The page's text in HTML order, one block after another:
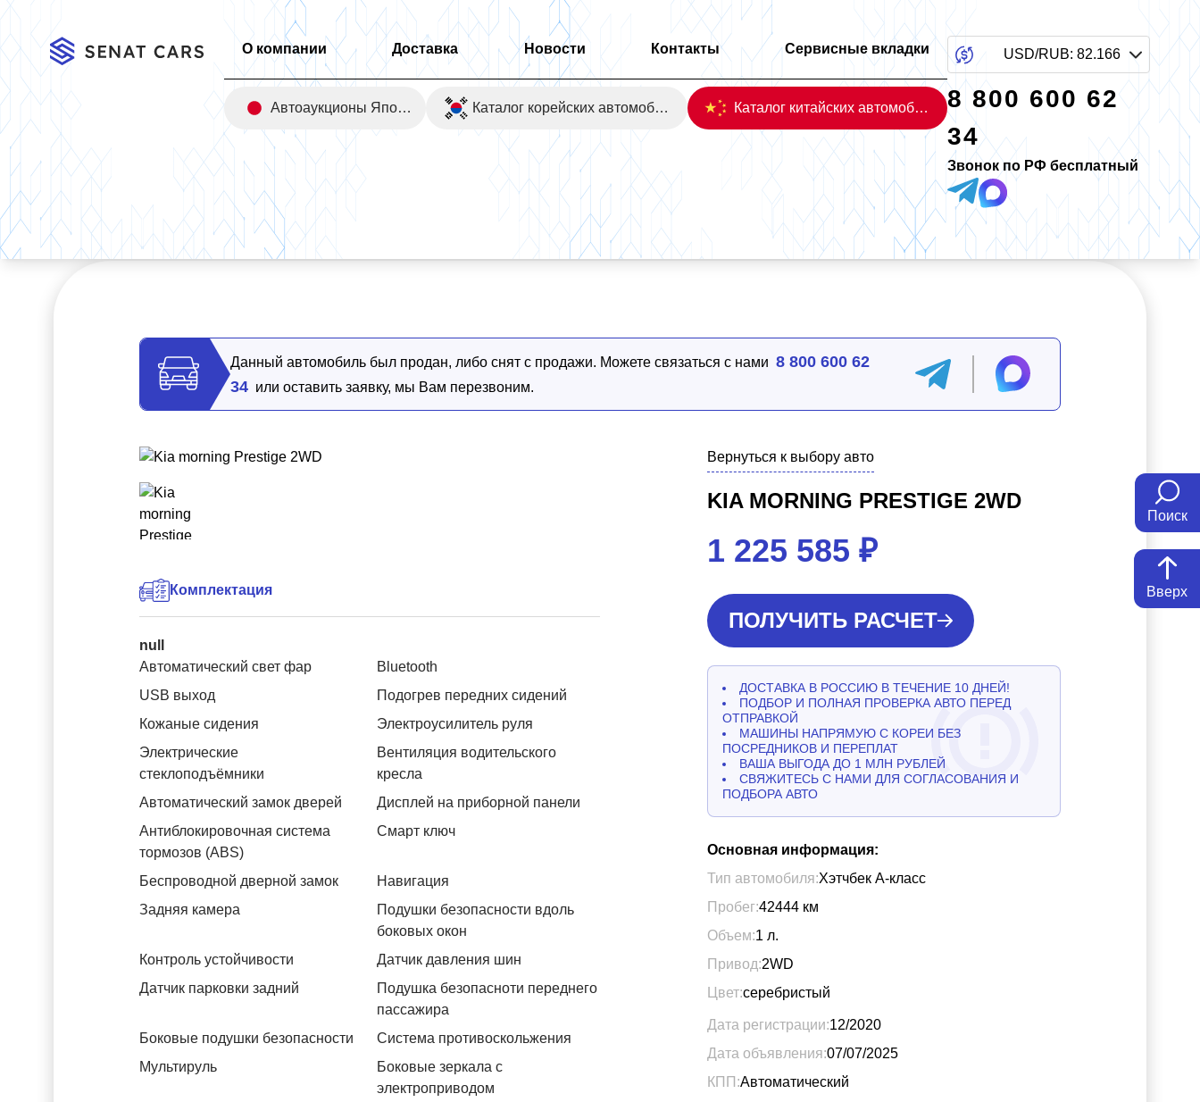
Поиск
Вверх
О компании Доставка Новости Контакты Сервисные вкладки
Автоаукционы Японии Каталог корейских автомобилей Каталог китайских автомобилей
USD/RUB: 82.166
8 800 600 62
34
Звонок по РФ бесплатный
Главная/Каталог Kia morning Prestige 2WD
Данный автомобиль был продан, либо снят с продажи. Можете связаться с нами 8 800 600 62
34 или оставить заявку, мы Вам перезвоним.
Комплектация
null
Автоматический свет фар
Bluetooth
USB выход
Подогрев передних сидений
Кожаные сидения
Электроусилитель руля
Электрические
стеклоподъёмники
Вентиляция водительского
кресла
Автоматический замок дверей
Дисплей на приборной панели
Антиблокировочная система
тормозов (ABS)
Смарт ключ
Беспроводной дверной замок
Навигация
Задняя камера
Подушки безопасности вдоль
боковых окон
Контроль устойчивости
Датчик давления шин
Датчик парковки задний
Подушка безопасноти переднего
пассажира
Боковые подушки безопасности
Система противоскольжения
Мультируль
Боковые зеркала с
электроприводом
Вернуться к выбору авто
KIA MORNING PRESTIGE 2WD
1 225 585 ₽
ПОЛУЧИТЬ РАСЧЕТ
ДОСТАВКА В РОССИЮ В ТЕЧЕНИЕ 10 ДНЕЙ!
ПОДБОР И ПОЛНАЯ ПРОВЕРКА АВТО ПЕРЕД
ОТПРАВКОЙ
МАШИНЫ НАПРЯМУЮ С КОРЕИ БЕЗ
ПОСРЕДНИКОВ И ПЕРЕПЛАТ
ВАША ВЫГОДА ДО 1 МЛН РУБЛЕЙ
СВЯЖИТЕСЬ С НАМИ ДЛЯ СОГЛАСОВАНИЯ И
ПОДБОРА АВТО
Основная информация:
Тип автомобиля:Хэтчбек A-класс
Пробег:42444 км
Объем:1 л.
Привод:2WD
Цвет:серебристый
Дата регистрации:12/2020
Дата объявления:07/07/2025
КПП:Автоматический